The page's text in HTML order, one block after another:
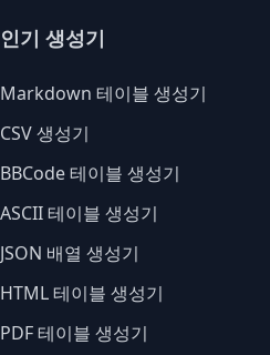
인기 생성기
Markdown 테이블 생성기
CSV 생성기
BBCode 테이블 생성기
ASCII 테이블 생성기
JSON 배열 생성기
HTML 테이블 생성기
PDF 테이블 생성기